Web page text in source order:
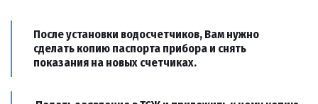
После установки водосчетчиков, Вам нужно
сделать копию паспорта прибора и снять
показания на новых счетчиках.